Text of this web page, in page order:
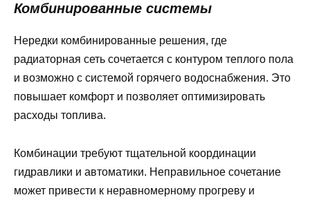
Комбинированные системы
Нередки комбинированные решения, где
радиаторная сеть сочетается с контуром теплого пола
и возможно с системой горячего водоснабжения. Это
повышает комфорт и позволяет оптимизировать
расходы топлива.
Комбинации требуют тщательной координации
гидравлики и автоматики. Неправильное сочетание
может привести к неравномерному прогреву и